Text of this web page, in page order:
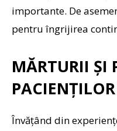
importante. De
pentru îngrijirea
MĂRTURII ȘI
PACIENȚILOR
Învățând din